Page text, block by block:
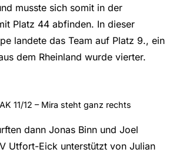
musste sich somit in der
Platz 44 abfinden. In dieser
landete das Team auf Platz 9., ein
dem Rheinland wurde vierter.
11/12 – Mira steht ganz rechts
dann Jonas Binn und Joel
Utfort-Eick unterstützt von Julian